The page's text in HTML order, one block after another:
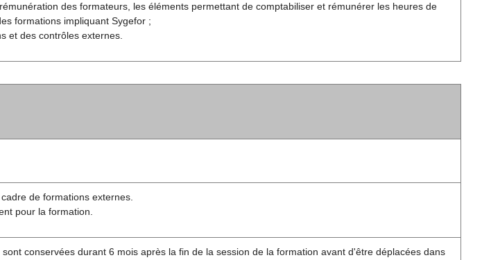
des formateurs, les éléments permettant de comptabiliser et rémunérer les heures de
formations impliquant Sygefor ;
et des contrôles externes.
de formations externes.
pour la formation.
conservées durant 6 mois après la fin de la session de la formation avant d'être déplacées dans